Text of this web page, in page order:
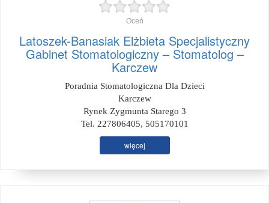
Oceń
Latoszek-Banasiak Elżbieta Specjalistyczny
Gabinet Stomatologiczny – Stomatolog –
Karczew
Poradnia Stomatologiczna Dla Dzieci
Karczew
Rynek Zygmunta Starego 3
Tel. 227806405, 505170101
więcej